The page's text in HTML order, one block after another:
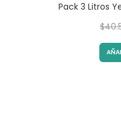
Pack 3 Litros
$